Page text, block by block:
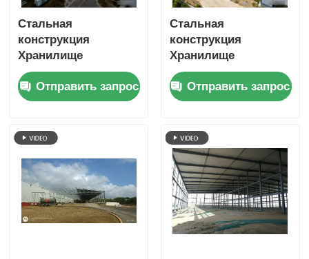
Стальная
конструкция
Хранилище
Металлическая
конструкция,
предназначенная
промышленного
прочностью и
длительным сроком
службы
Отправить запрос
Стальная
конструкция
Хранилище
Предварительно
изготовленное
металлическое
для промышленных
мастерских
хранения и
коммерческого
хранения
Отправить запрос